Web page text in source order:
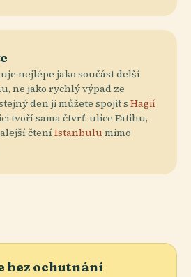
nejlépe jako součást delší
ne jako rychlý výpad ze
den ji můžete spojit s Hagií
tvoří sama čtvrť: ulice Fatihu,
čtení Istanbulu mimo
bez ochutnání